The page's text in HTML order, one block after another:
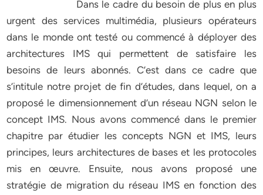
Dans le cadre du besoin de plus en plus
urgent des services multimédia, plusieurs opérateurs
dans le monde ont testé ou commencé à déployer des
architectures IMS qui permettent de satisfaire les
besoins de leurs abonnés. C’est dans ce cadre que
s’intitule notre projet de fin d’études, dans lequel, on a
proposé le dimensionnement d’un réseau NGN selon le
concept IMS. Nous avons commencé dans le premier
chapitre par étudier les concepts NGN et IMS, leurs
principes, leurs architectures de bases et les protocoles
mis en œuvre. Ensuite, nous avons proposé une
stratégie de migration du réseau IMS en fonction des